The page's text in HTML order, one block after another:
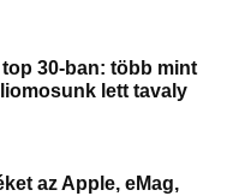
30-ban: több mint
lett tavaly
az Apple, eMag,